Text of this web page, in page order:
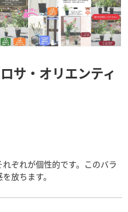
サ・オリエンティ
ぞれが個性的です。このバラ
放ちます。